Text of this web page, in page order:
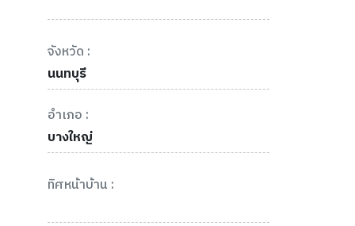
จังหวัด :
นนทบุรี
อำเภอ :
บางใหญ่
ทิศหน้าบ้าน :